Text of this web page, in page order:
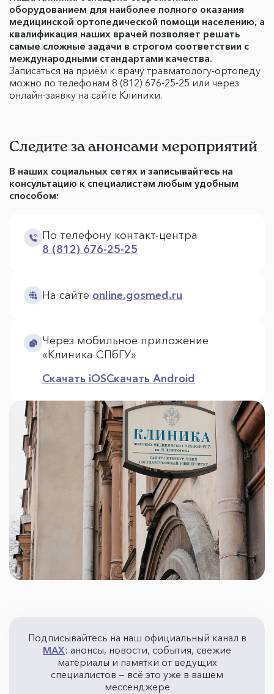
оборудованием для наиболее полного оказания
медицинской ортопедической помощи населению, а
квалификация наших врачей позволяет решать
самые сложные задачи в строгом соответствии с
международными стандартами качества.
Записаться на приём к врачу травматологу-ортопеду
можно по телефонам 8 (812) 676-25-25 или через
онлайн-заявку на сайте Клиники.
Следите за анонсами мероприятий
В наших социальных сетях и записывайтесь на
консультацию к специалистам любым удобным
способом:
По телефону контакт-центра
8 (812) 676-25-25
На сайте online.gosmed.ru
Через мобильное приложение
«Клиника СПбГУ»
Скачать iOSСкачать Android
Подписывайтесь на наш официальный канал в
MAX: анонсы, новости, события, свежие
материалы и памятки от ведущих
специалистов — всё это уже в вашем
мессенджере